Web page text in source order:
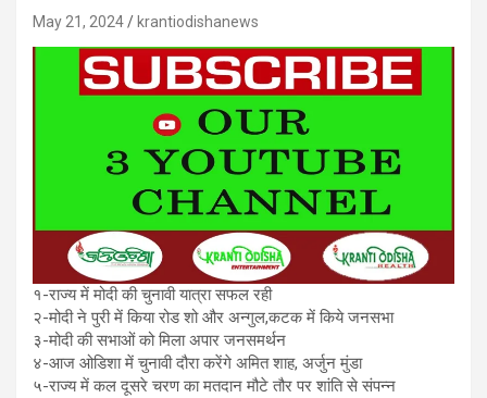
May 21, 2024 krantiodishanews
१-राज्य में मोदी की चुनावी यात्रा सफल रही
२-मोदी ने पुरी में किया रोड शो और अन्गुल,कटक में किये जनसभा
३-मोदी की सभाओं को मिला अपार जनसमर्थन
४-आज ओडिशा में चुनावी दौरा करेंगे अमित शाह, अर्जुन मुंडा
५-राज्य में कल दूसरे चरण का मतदान मौटे तौर पर शांति से संपन्न